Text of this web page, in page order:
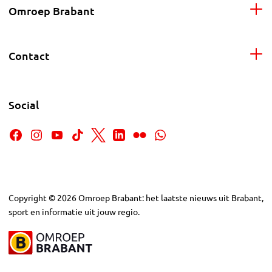
Omroep Brabant
Contact
Social
Copyright © 2026Omroep Brabant: het laatste nieuws uit Brabant,
sport en informatie uit jouw regio.